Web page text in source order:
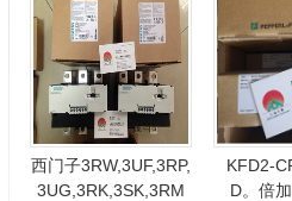
西门子3RW,3UF,3RP,
3UG,3RK,3SK,3RM
KFD2-
D。倍